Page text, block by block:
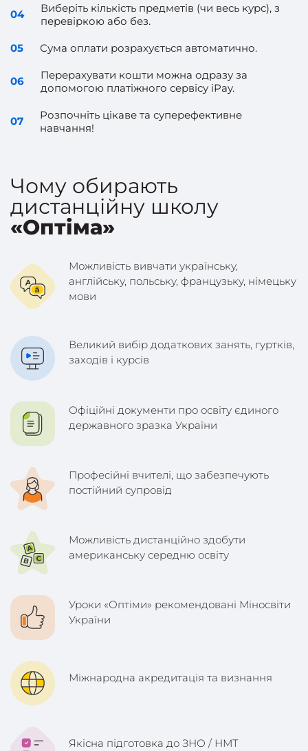
04
Виберіть кількість предметів (чи весь курс), з
перевіркою або без.
05 Сума оплати розрахується автоматично.
06
Перерахувати кошти можна одразу за
допомогою платіжного сервісу iPay.
07
Розпочніть цікаве та суперефективне
навчання!
Чому обирають
дистанційну школу
«Оптіма»
Можливість вивчати українську,
англійську, польську, французьку, німецьку
мови
Великий вибір додаткових занять, гуртків,
заходів і курсів
Офіційні документи про освіту єдиного
державного зразка України
Професійні вчителі, що забезпечують
постійний супровід
Можливість дистанційно здобути
американську середню освіту
Уроки «Оптіми» рекомендовані Міносвіти
України
Міжнародна акредитація та визнання
Якісна підготовка до ЗНО / НМТ